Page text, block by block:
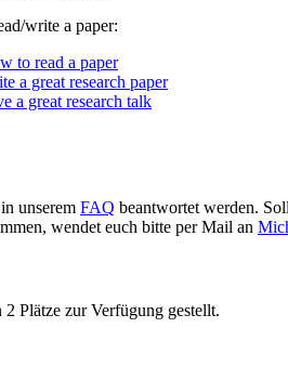
write a paper:
to read a paper
a great research paper
a great research talk
unserem FAQ beantwortet werden.
wendet euch bitte per Mail an
2 Plätze zur Verfügung gestellt.